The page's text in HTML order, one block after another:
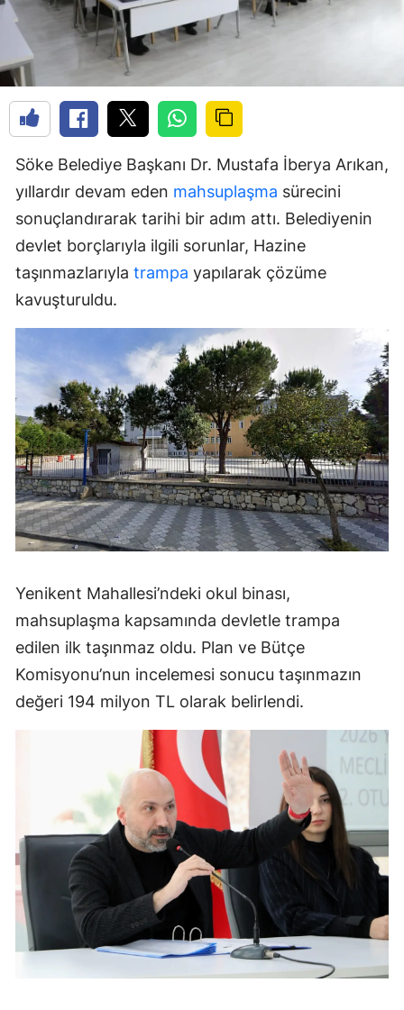
Söke Belediye Başkanı Dr. Mustafa İberya Arıkan,
yıllardır devam eden mahsuplaşma sürecini
sonuçlandırarak tarihi bir adım attı. Belediyenin
devlet borçlarıyla ilgili sorunlar, Hazine
taşınmazlarıyla trampa yapılarak çözüme
kavuşturuldu.
Yenikent Mahallesi’ndeki okul binası,
mahsuplaşma kapsamında devletle trampa
edilen ilk taşınmaz oldu. Plan ve Bütçe
Komisyonu’nun incelemesi sonucu taşınmazın
değeri 194 milyon TL olarak belirlendi.